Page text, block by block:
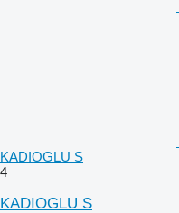
KADIOGLU S
4
KADIOGLU S